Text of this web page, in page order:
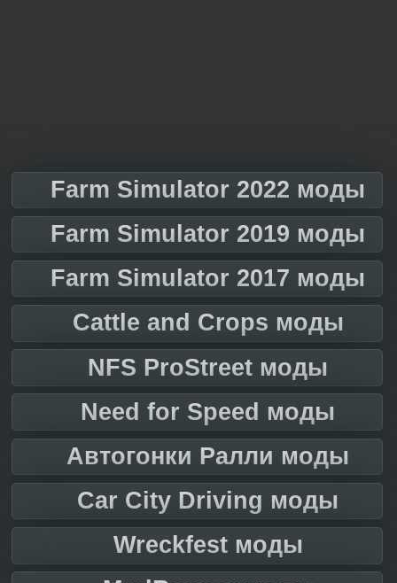
Farm Simulator 2022 моды
Farm Simulator 2019 моды
Farm Simulator 2017 моды
Cattle and Crops моды
NFS ProStreet моды
Need for Speed моды
Автогонки Ралли моды
Car City Driving моды
Wreckfest моды